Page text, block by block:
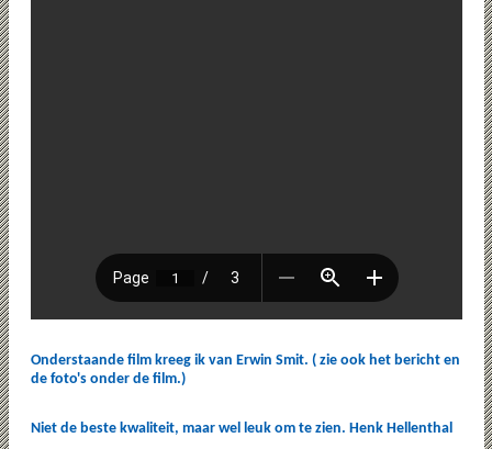
Onderstaande film kreeg ik van Erwin Smit. ( zie ook het bericht en
de foto's onder de film.)
Niet de beste kwaliteit, maar wel leuk om te zien. Henk Hellenthal